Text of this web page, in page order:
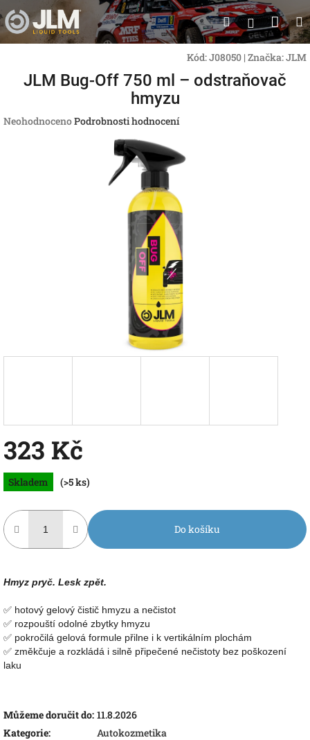
na
obsah
Hledat
Kód:J08050 | Značka:JLM
JLM Bug-Off 750 ml – odstraňovač
hmyzu
Průměrné
NeohodnocenoPodrobnosti hodnocení
323 Kč
Měrná
cena:
Skladem (>5 ks)
Do košíku
Hmyz pryč. Lesk zpět.
✅ hotový gelový čistič hmyzu a nečistot
✅ rozpouští odolné zbytky hmyzu
✅ pokročilá gelová formule přilne i k vertikálním plochám
✅ změkčuje a rozkládá i silně připečené nečistoty bez poškození
laku
Můžeme doručit do: 11.8.2026
Kategorie:
Autokozmetika